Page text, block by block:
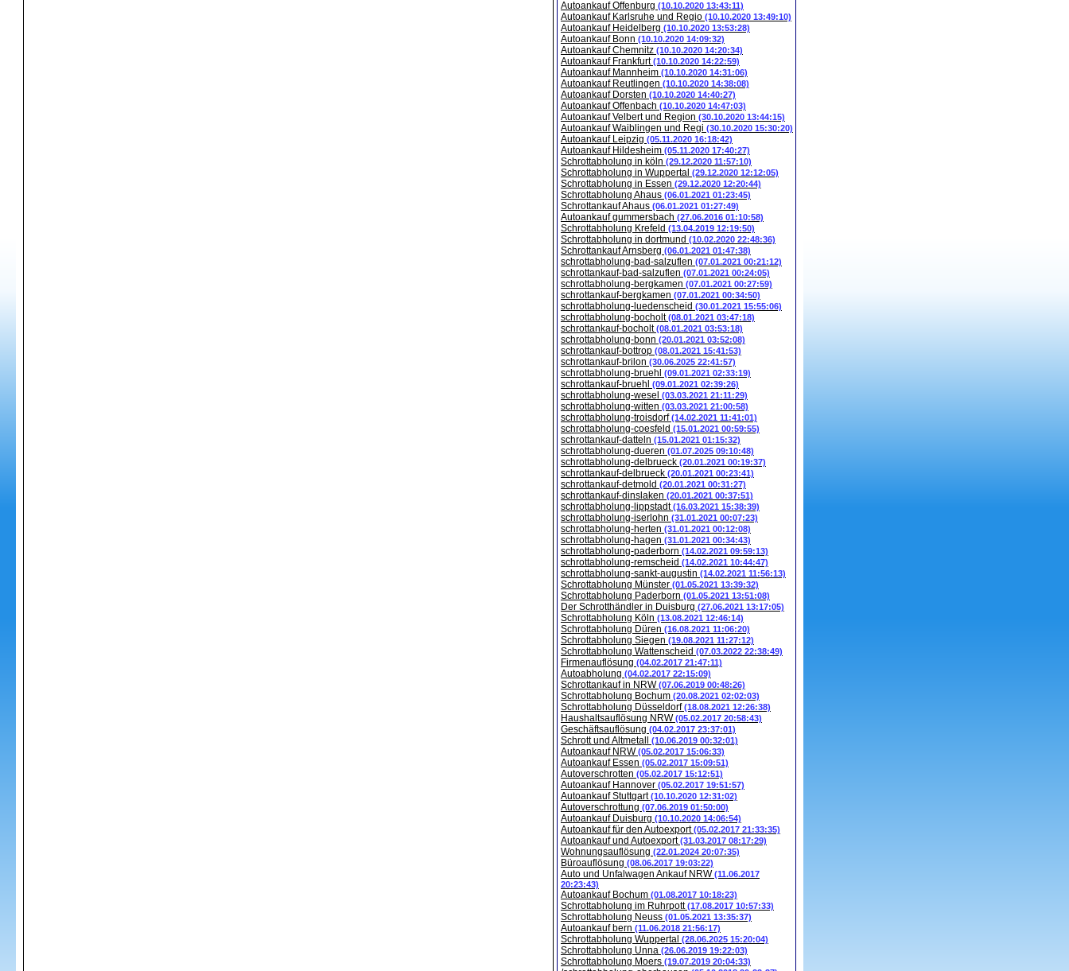
Autoankauf Offenburg (10.10.2020 13:43:11)
Autoankauf Karlsruhe und Regio (10.10.2020 13:49:10)
Autoankauf Heidelberg (10.10.2020 13:53:28)
Autoankauf Bonn (10.10.2020 14:09:32)
Autoankauf Chemnitz (10.10.2020 14:20:34)
Autoankauf Frankfurt(10.10.2020 14:22:59)
Autoankauf Mannheim (10.10.2020 14:31:06)
Autoankauf Reutlingen (10.10.2020 14:38:08)
Autoankauf Dorsten (10.10.2020 14:40:27)
Autoankauf Offenbach (10.10.2020 14:47:03)
Autoankauf Velbert und Region (30.10.2020 13:44:15)
Autoankauf Waiblingen und Regi (30.10.2020 15:30:20)
Autoankauf Leipzig (05.11.2020 16:18:42)
Autoankauf Hildesheim (05.11.2020 17:40:27)
Schrottabholung in köln (29.12.2020 11:57:10)
Schrottabholung in Wuppertal (29.12.2020 12:12:05)
Schrottabholung in Essen (29.12.2020 12:20:44)
Schrottabholung Ahaus (06.01.2021 01:23:45)
Schrottankauf Ahaus (06.01.2021 01:27:49)
Autoankauf gummersbach (27.06.2016 01:10:58)
Schrottabholung Krefeld (13.04.2019 12:19:50)
Schrottabholung in dortmund (10.02.2020 22:48:36)
Schrottankauf Arnsberg (06.01.2021 01:47:38)
schrottabholung-bad-salzuflen (07.01.2021 00:21:12)
schrottankauf-bad-salzuflen (07.01.2021 00:24:05)
schrottabholung-bergkamen (07.01.2021 00:27:59)
schrottankauf-bergkamen (07.01.2021 00:34:50)
schrottabholung-luedenscheid (30.01.2021 15:55:06)
schrottabholung-bocholt(08.01.2021 03:47:18)
schrottankauf-bocholt(08.01.2021 03:53:18)
schrottabholung-bonn (20.01.2021 03:52:08)
schrottankauf-bottrop (08.01.2021 15:41:53)
schrottankauf-brilon (30.06.2025 22:41:57)
schrottabholung-bruehl (09.01.2021 02:33:19)
schrottankauf-bruehl (09.01.2021 02:39:26)
schrottabholung-wesel (03.03.2021 21:11:29)
schrottabholung-witten (03.03.2021 21:00:58)
schrottabholung-troisdorf(14.02.2021 11:41:01)
schrottabholung-coesfeld (15.01.2021 00:59:55)
schrottankauf-datteln (15.01.2021 01:15:32)
schrottabholung-dueren (01.07.2025 09:10:48)
schrottabholung-delbrueck (20.01.2021 00:19:37)
schrottankauf-delbrueck (20.01.2021 00:23:41)
schrottankauf-detmold (20.01.2021 00:31:27)
schrottankauf-dinslaken (20.01.2021 00:37:51)
schrottabholung-lippstadt(16.03.2021 15:38:39)
schrottabholung-iserlohn (31.01.2021 00:07:23)
schrottabholung-herten (31.01.2021 00:12:08)
schrottabholung-hagen (31.01.2021 00:34:43)
schrottabholung-paderborn (14.02.2021 09:59:13)
schrottabholung-remscheid (14.02.2021 10:44:47)
schrottabholung-sankt-augustin (14.02.2021 11:56:13)
Schrottabholung Münster (01.05.2021 13:39:32)
Schrottabholung Paderborn (01.05.2021 13:51:08)
Der Schrotthändler in Duisburg (27.06.2021 13:17:05)
Schrottabholung Köln (13.08.2021 12:46:14)
Schrottabholung Düren (16.08.2021 11:06:20)
Schrottabholung Siegen (19.08.2021 11:27:12)
Schrottabholung Wattenscheid (07.03.2022 22:38:49)
Firmenauflösung (04.02.2017 21:47:11)
Autoabholung (04.02.2017 22:15:09)
Schrottankauf in NRW(07.06.2019 00:48:26)
Schrottabholung Bochum (20.08.2021 02:02:03)
Schrottabholung Düsseldorf(18.08.2021 12:26:38)
Haushaltsauflösung NRW(05.02.2017 20:58:43)
Geschäftsauflösung (04.02.2017 23:37:01)
Schrott und Altmetall (10.06.2019 00:32:01)
Autoankauf NRW(05.02.2017 15:06:33)
Autoankauf Essen (05.02.2017 15:09:51)
Autoverschrotten (05.02.2017 15:12:51)
Autoankauf Hannover (05.02.2017 19:51:57)
Autoankauf Stuttgart(10.10.2020 12:31:02)
Autoverschrottung (07.06.2019 01:50:00)
Autoankauf Duisburg (10.10.2020 14:06:54)
Autoankauf für den Autoexport(05.02.2017 21:33:35)
Autoankauf und Autoexport(31.03.2017 08:17:29)
Wohnungsauflösung (22.01.2024 20:07:35)
Büroauflösung (08.06.2017 19:03:22)
Auto und Unfalwagen Ankauf NRW(11.06.2017
20:23:43)
Autoankauf Bochum (01.08.2017 10:18:23)
Schrottabholung im Ruhrpott(17.08.2017 10:57:33)
Schrottabholung Neuss (01.05.2021 13:35:37)
Autoankauf bern (11.06.2018 21:56:17)
Schrottabholung Wuppertal (28.06.2025 15:20:04)
Schrottabholung Unna (26.06.2019 19:22:03)
Schrottabholung Moers (19.07.2019 20:04:33)